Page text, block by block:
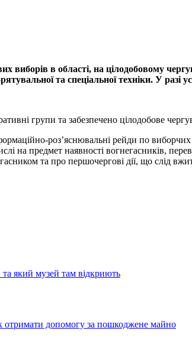
виборів в області, на цілодобовому
та спеціальної техніки. У разі
групи та забезпечено цілодобове
роз’яснювальні рейди по
на предмет наявності вогнегасників,
та про першочергові дії, що слід
який музей там відкриють
отримати допомогу за пошкоджене майно